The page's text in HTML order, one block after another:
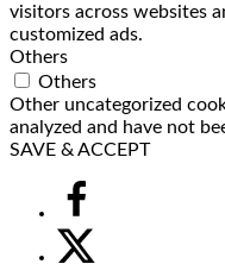
visitors across websites
customized ads.
Others
Others
Other uncategorized
analyzed and have not
SAVE & ACCEPT